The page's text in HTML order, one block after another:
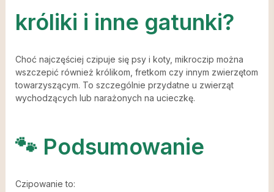
króliki i inne gatunki?
Choć najczęściej czipuje się psy i koty, mikroczip można
wszczepić również królikom, fretkom czy innym zwierzętom
towarzyszącym. To szczególnie przydatne u zwierząt
wychodzących lub narażonych na ucieczkę.
🐾 Podsumowanie
Czipowanie to: